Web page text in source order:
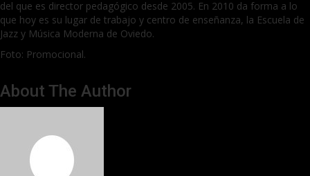
del que es director pedagógico desde 2005. En 2010 da forma a lo
que hoy es su lugar de trabajo y centro de enseñanza, la Escuela de
Jazz y Música Moderna de Oviedo.
Foto: Promocional.
About The Author